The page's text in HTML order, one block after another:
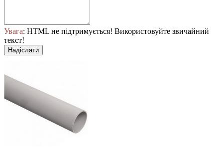
Увага: HTML не підтримується! Використовуйте звичайний
текст!
Надіслати